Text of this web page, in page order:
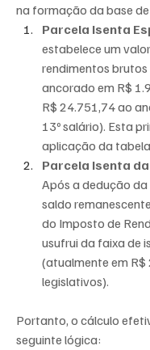
na formação da base
Parcela Isenta
estabelece um
rendimentos
ancorado em R$
R$ 24.751,74 ao
13º salário). Esta
aplicação da
Parcela Isenta
Após a dedução
saldo
do Imposto de
usufrui da faixa de
(atualmente em R$
legislativos).
Portanto, o cálculo
seguinte lógica: